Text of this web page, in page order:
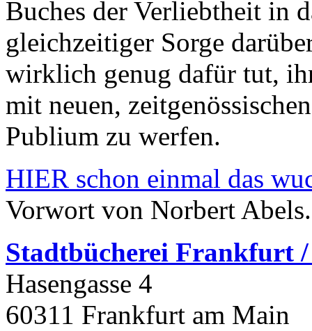
Buches der Verliebtheit in
gleichzeitiger Sorge
wirklich genug dafür tut,
mit neuen,
Publium zu werfen.
HIER schon einmal das
Vorwort von Norbert Abels.
Stadtbücherei Frankfurt
Hasengasse 4
60311 Frankfurt am Main